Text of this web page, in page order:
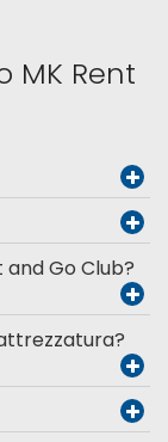
MK Rent
Go Club?